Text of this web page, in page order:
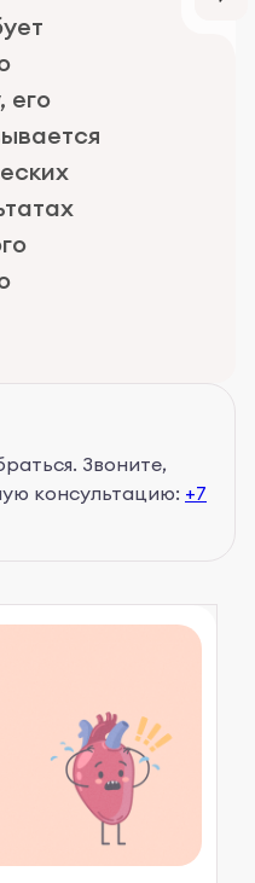
его
Звоните,
консультацию: +7